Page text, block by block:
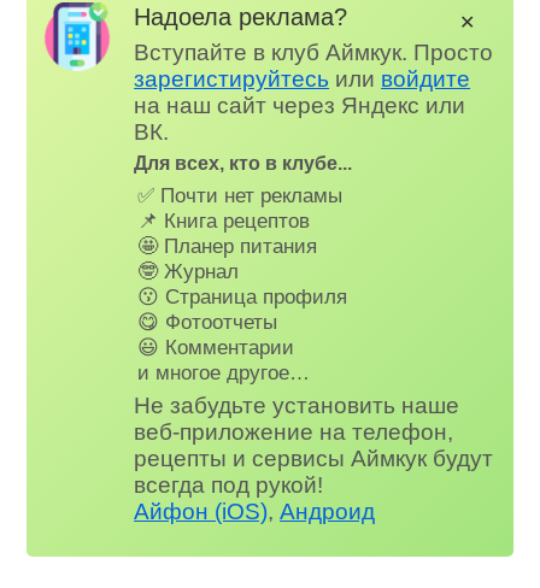
Надоела реклама?
Вступайте в клуб Аймкук. Просто
зарегистируйтесь или войдите
на наш сайт через Яндекс или
ВК.
Для всех, кто в клубе...
✅ Почти нет рекламы
📌 Книга рецептов
🤩 Планер питания
🤓 Журнал
😗 Страница профиля
😋 Фотоотчеты
😃 Комментарии
и многое другое…
Не забудьте установить наше
веб-приложение на телефон,
рецепты и сервисы Аймкук будут
всегда под рукой!
Айфон (iOS),Андроид
✕